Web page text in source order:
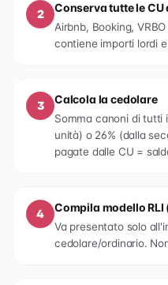
2 Conserva tutte le
Airbnb, Booking,
contiene importi lordi
3 Calcola la cedolare
Somma canoni di tutti
unità) o 26% (dalla
pagate dalle CU =
4 Compila modello
Va presentato solo
cedolare/ordinario.